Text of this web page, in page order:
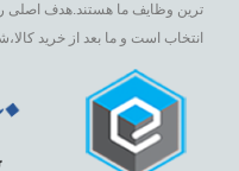
ترین وظایف ما هستند.هدف اصلی
انتخاب است و ما بعد از خرید